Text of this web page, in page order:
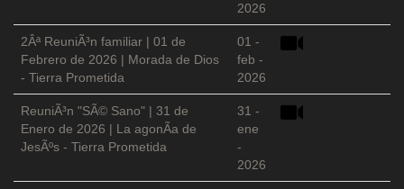
2026
2Âª ReuniÃ³n familiar | 01 de
Febrero de 2026 | Morada de Dios
- Tierra Prometida
01 -
feb -
2026
ReuniÃ³n "SÃ© Sano" | 31 de
Enero de 2026 | La agonÃ­a de
JesÃºs - Tierra Prometida
31 -
ene
-
2026